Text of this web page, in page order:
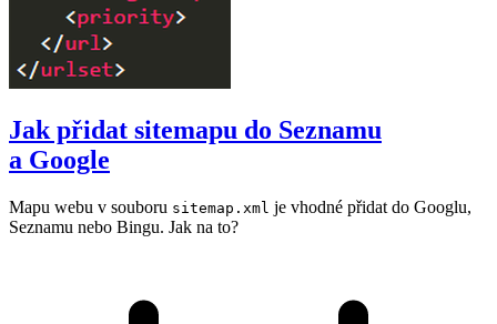
Jak přidat sitemapu do Seznamu
a Google
Mapu webu v souboru sitemap.xml je vhodné přidat do Googlu,
Seznamu nebo Bingu. Jak na to?